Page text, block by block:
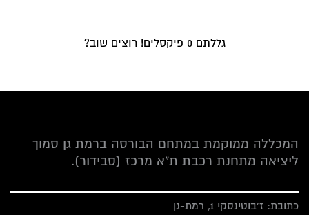
גללתם0 פיקסלים! רוצים שוב?
המכללה ממוקמת במתחם הבורסה ברמת גן סמוך
ליציאה מתחנת רכבת ת"א מרכז (סבידור).
כתובת: ז'בוטינסקי 1, רמת-גן